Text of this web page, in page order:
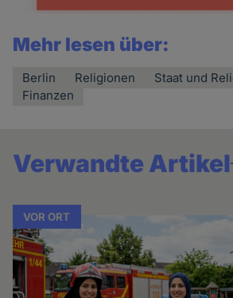
Mehr lesen über:
Berlin Religionen
Staat und
Finanzen
Verwandte Artikel
VOR ORT